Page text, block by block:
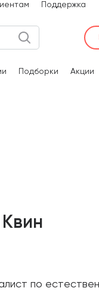
Поддержка
Подборки Акции
по